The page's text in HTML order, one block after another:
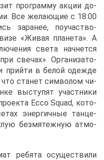
про­грам­му ак­ции до­
Все же­ла­ю­щие с 18:00
за­ра­нее, по­участ­во­
«Жи­вая пла­не­та». А
све­та нач­нет­ся
све­чах». Ор­га­ни­за­то­
прий­ти в бе­лой одеж­де
ста­нет сим­во­лом чи­
вы­сту­пят участ­ни­ки
Еcco Squad, ко­то­
энер­гич­ные тан­це­
без­мя­теж­ную ат­мо­
ре­бя­та осу­ще­стви­ли